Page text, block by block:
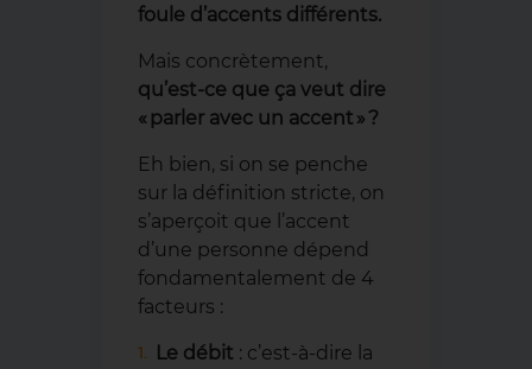
foule d’accents différents.
Mais concrètement,
qu’est-ce que ça veut dire
« parler avec un accent » ?
Eh bien, si on se penche
sur la définition stricte, on
s’aperçoit que l’accent
d’une personne dépend
fondamentalement de 4
facteurs :
Le débit : c’est-à-dire la